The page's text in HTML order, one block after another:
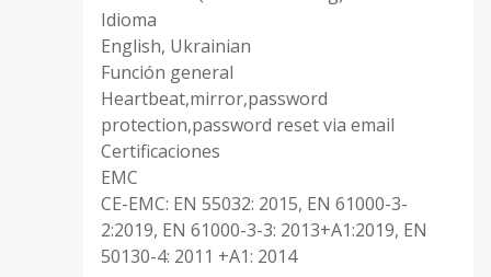
Idioma
English, Ukrainian
Función general
Heartbeat,mirror,password
protection,password reset via email
Certificaciones
EMC
CE-EMC: EN 55032: 2015, EN 61000-3-
2:2019, EN 61000-3-3: 2013+A1:2019, EN
50130-4: 2011 +A1: 2014